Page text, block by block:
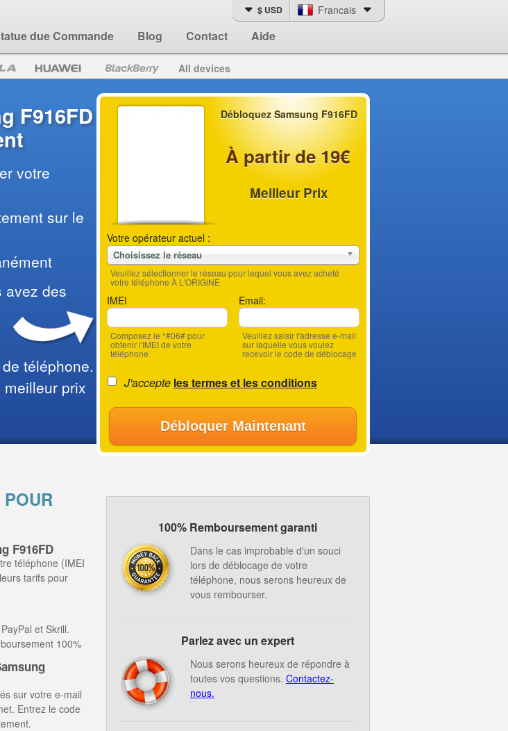
due Commande Blog Contact Aide
$ USD Francais
All devices
Débloquez Samsung F916FD
À partir de 19€
Meilleur Prix
Votre opérateur actuel :
Choisissez le réseau
Veuillez sélectionner le réseau pour lequel vous avez acheté
votre téléphone À L'ORIGINE
IMEI
Composez le *#06# pour
obtenir l'IMEI de votre
téléphone
Email:
Veuillez saisir l'adresse e-mail
sur laquelle vous voulez
recevoir le code de déblocage
J'accepte les termes et les conditions
Débloquer Maintenant
F916FD
votre
sur le
avez des
téléphone.
prix
F916FD
téléphone (IMEI
tarifs pour
et Skrill.
100%
sur votre e-mail
Entrez le code
100% Remboursement garanti
Dans le cas improbable d'un souci
lors de déblocage de votre
téléphone, nous serons heureux de
vous rembourser.
Parlez avec un expert
Nous serons heureux de répondre à
toutes vos questions. Contactez-
nous.